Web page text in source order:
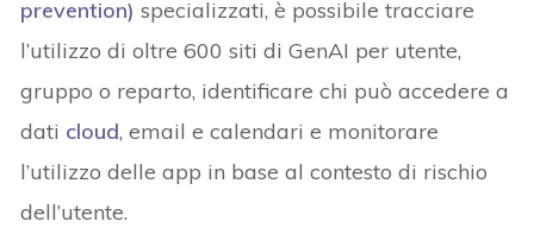
prevention) specializzati, è possibile tracciare
l’utilizzo di oltre 600 siti di GenAI per utente,
gruppo o reparto, identificare chi può accedere a
dati cloud, email e calendari e monitorare
l’utilizzo delle app in base al contesto di rischio
dell’utente.